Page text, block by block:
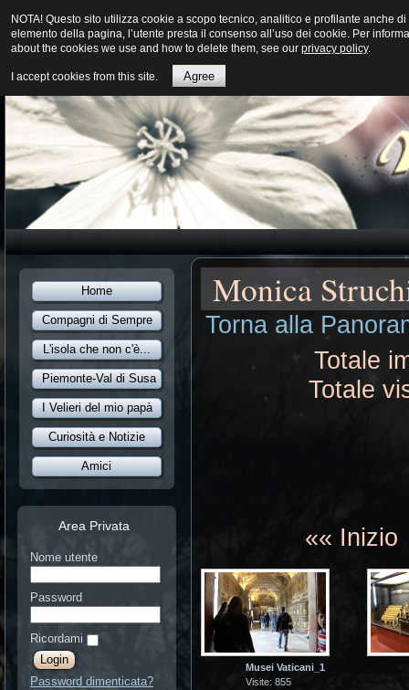
Home
Compagni di Sempre
L'isola che non c'è...
Piemonte-Val di Susa
I Velieri del mio papà
Curiosità e Notizie
Amici
Area Privata
Nome utente
Password
Ricordami
Password dimenticata?
Monica
Torna alla
Totale
Totale
««
Musei Vaticani_1
Visite: 855
NOTA! Questo sito utilizza cookie a scopo tecnico, analitico e profilante
elemento della pagina, l’utente presta il consenso all’uso dei cookie. Per
about the cookies we use and how to delete them, see our privacy policy.
I accept cookies from this site. Agree